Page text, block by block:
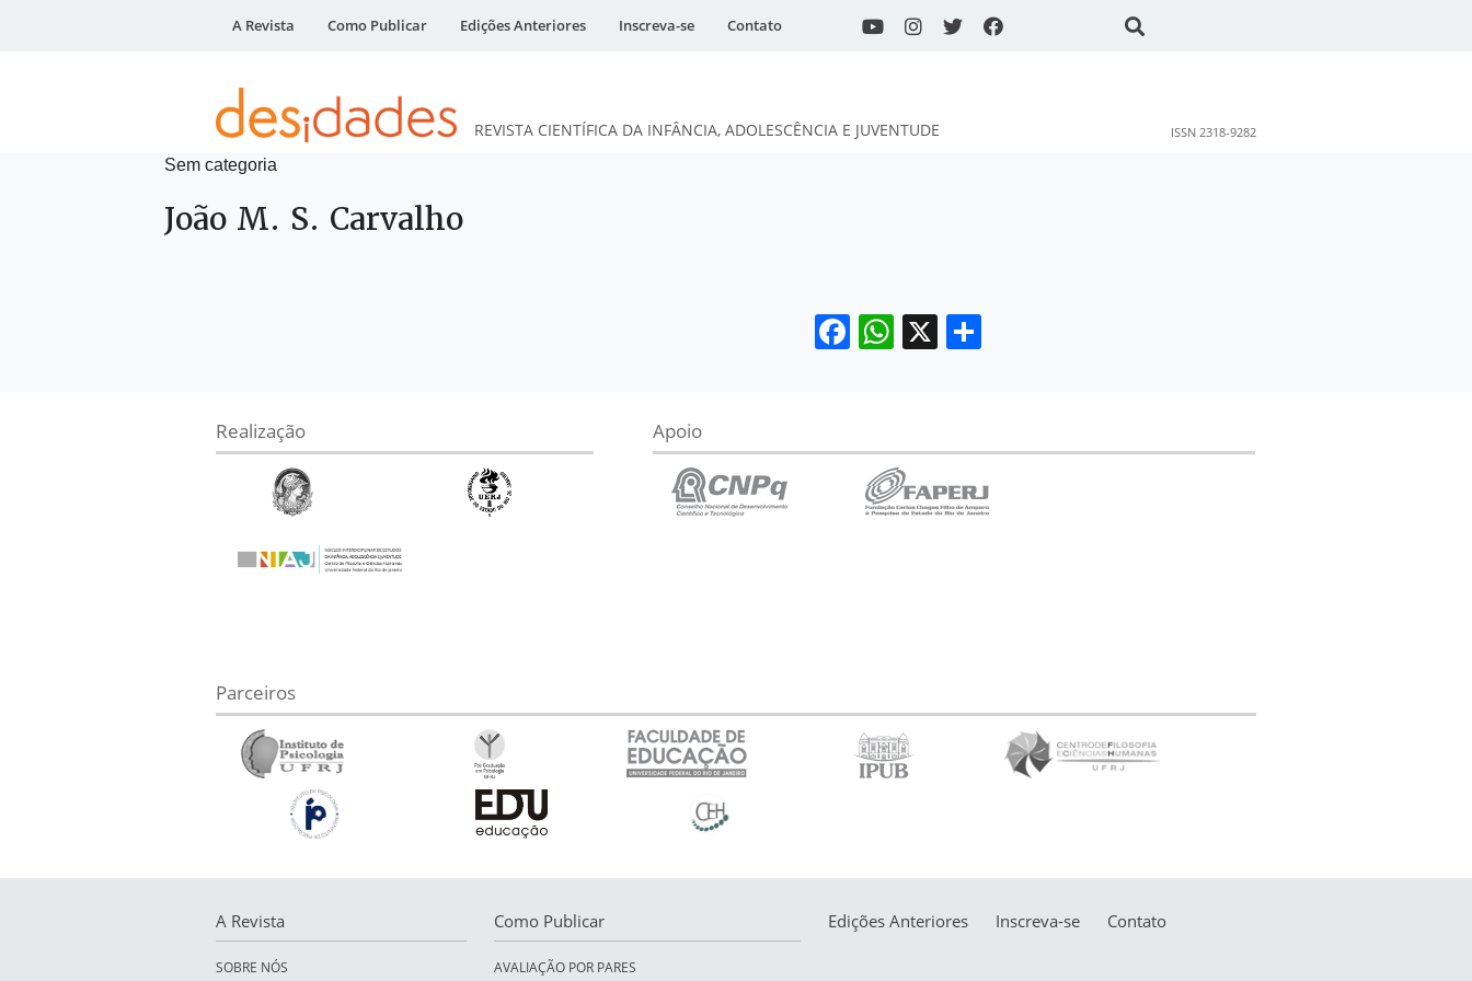
A Revista Como Publicar Edições Anteriores Inscreva-se Contato
REVISTA CIENTÍFICA DA INFÂNCIA, ADOLESCÊNCIA E JUVENTUDE ISSN 2318-9282
Sem categoria
João M. S. Carvalho
Facebook
WhatsApp
X
Realização Apoio
Parceiros
A Revista
SOBRE NÓS
Como Publicar
AVALIAÇÃO POR PARES
Edições Anteriores Inscreva-se Contato